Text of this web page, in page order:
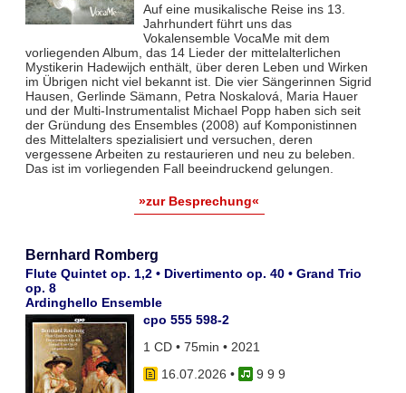
Auf eine musikalische Reise ins 13.
Jahrhundert führt uns das
Vokalensemble VocaMe mit dem
vorliegenden Album, das 14 Lieder der mittelalterlichen
Mystikerin Hadewijch enthält, über deren Leben und Wirken
im Übrigen nicht viel bekannt ist. Die vier Sängerinnen Sigrid
Hausen, Gerlinde Sämann, Petra Noskalová, Maria Hauer
und der Multi-Instrumentalist Michael Popp haben sich seit
der Gründung des Ensembles (2008) auf Komponistinnen
des Mittelalters spezialisiert und versuchen, deren
vergessene Arbeiten zu restaurieren und neu zu beleben.
Das ist im vorliegenden Fall beeindruckend gelungen.
»zur Besprechung«
Bernhard Romberg
Flute Quintet op. 1,2 • Divertimento op. 40 • Grand Trio
op. 8
Ardinghello Ensemble
cpo 555 598-2
1 CD • 75min • 2021
16.07.2026 •
9 9 9